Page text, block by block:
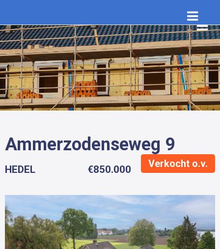
Ammerzodenseweg 9
Verkocht o.v.
HEDEL €850.000